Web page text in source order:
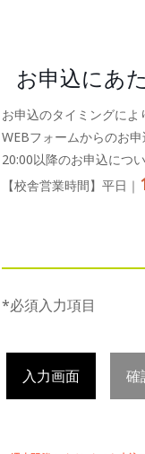
お申込にあ
お申込のタイミングによ
WEBフォームからのお
20:00以降のお申込につ
【校舎営業時間】平日｜
*必須入力項目
入力画面 確